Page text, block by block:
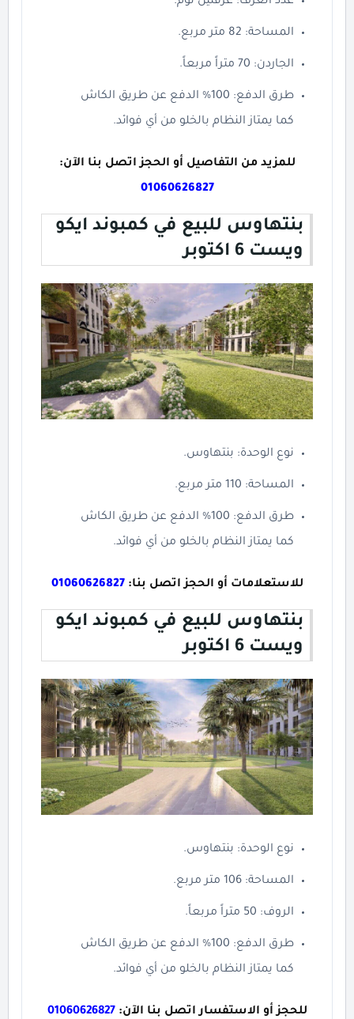
المساحة: 82 متر مربع.
الجاردن: 70 متراً مربعاً.
طرق الدفع: 100% الدفع عن طريق الكاش
كما يمتاز النظام بالخلو من أي فوائد.
للمزيد من التفاصيل أو الحجز اتصل بنا الآن:
01060626827
بنتهاوس للبيع في كمبوند ايكو
ويست 6 اكتوبر
نوع الوحدة: بنتهاوس.
المساحة: 110 متر مربع.
طرق الدفع: 100% الدفع عن طريق الكاش
كما يمتاز النظام بالخلو من أي فوائد.
للاستعلامات أو الحجز اتصل بنا:01060626827
بنتهاوس للبيع في كمبوند ايكو
ويست 6 اكتوبر
نوع الوحدة: بنتهاوس.
المساحة: 106 متر مربع.
الروف: 50 متراً مربعاً.
طرق الدفع: 100% الدفع عن طريق الكاش
كما يمتاز النظام بالخلو من أي فوائد.
للحجز أو الاستفسار اتصل بنا الآن: 01060626827